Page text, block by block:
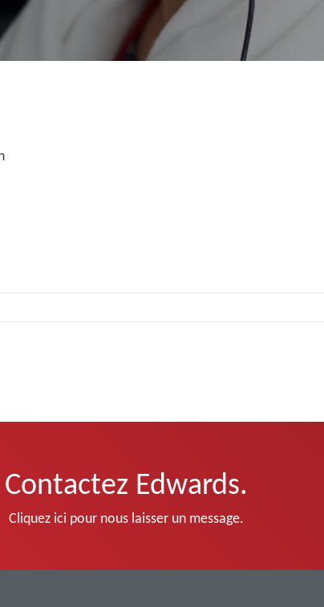
Contactez Edwards.
Cliquez ici pour nous laisser un message.